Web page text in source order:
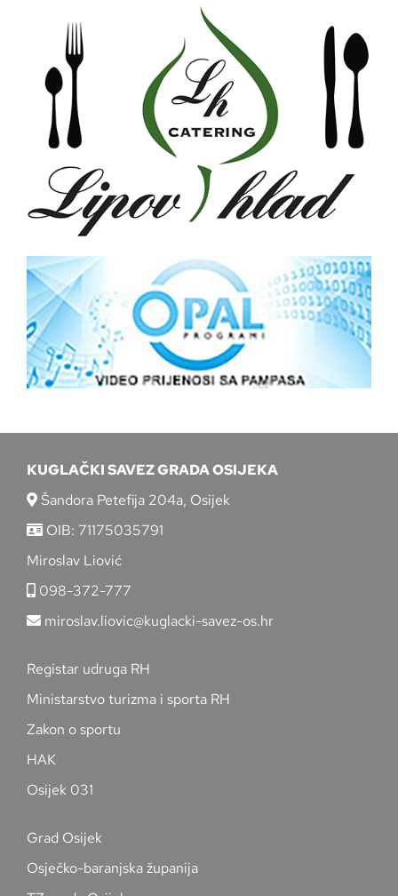
KUGLAČKI SAVEZ GRADA OSIJEKA
Šandora Petefija 204a, Osijek
OIB: 71175035791
Miroslav Liović
098-372-777
miroslav.liovic@kuglacki-savez-os.hr
Registar udruga RH
Ministarstvo turizma i sporta RH
Zakon o sportu
HAK
Osijek 031
Grad Osijek
Osječko-baranjska županija